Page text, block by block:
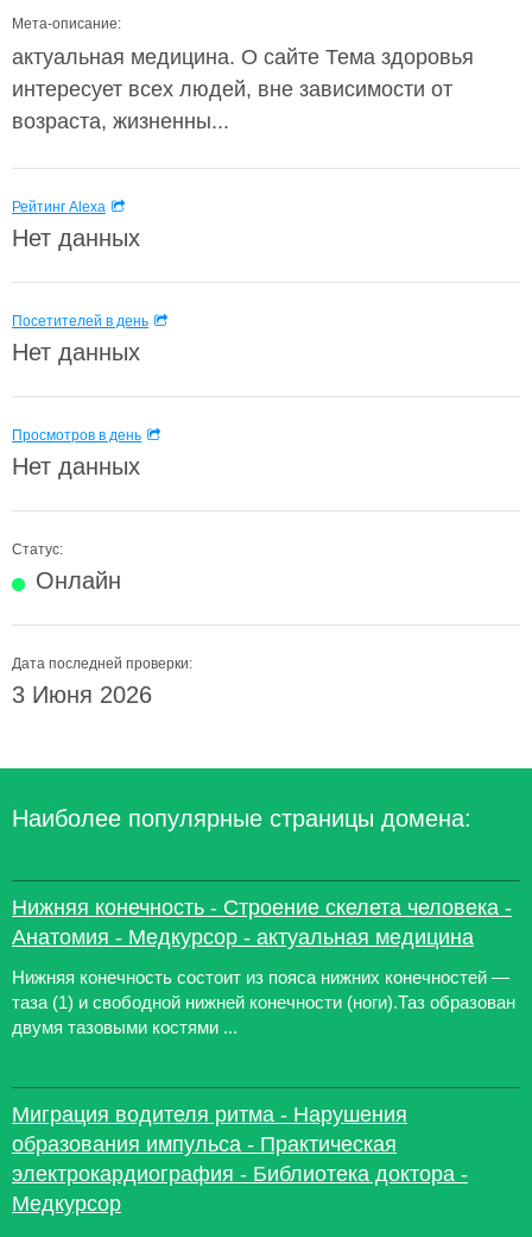
Мета-описание:
актуальная медицина. О сайте Тема здоровья
интересует всех людей, вне зависимости от
возраста, жизненны...
Рейтинг Alexa
Нет данных
Посетителей в день
Нет данных
Просмотров в день
Нет данных
Статус:
Онлайн
Дата последней проверки:
3 Июня 2026
Наиболее популярные страницы домена:
Нижняя конечность - Строение скелета человека -
Анатомия - Медкурсор - актуальная медицина
Нижняя конечность состоит из пояса нижних конечностей —
таза (1) и свободной нижней конечности (ноги).Таз образован
двумя тазовыми костями ...
Миграция водителя ритма - Нарушения
образования импульса - Практическая
электрокардиография - Библиотека доктора -
Медкурсор